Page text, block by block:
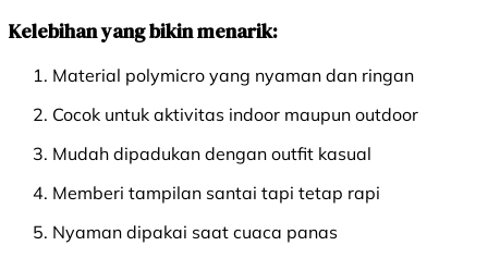
Kelebihan yang bikin menarik:
Material polymicro yang nyaman dan ringan
Cocok untuk aktivitas indoor maupun outdoor
Mudah dipadukan dengan outfit kasual
Memberi tampilan santai tapi tetap rapi
Nyaman dipakai saat cuaca panas